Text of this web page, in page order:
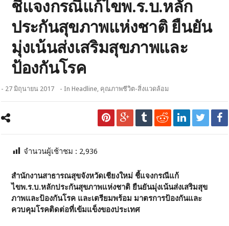
ชี้แจงกรณีแก้ไขพ.ร.บ.หลัก
ประกันสุขภาพแห่งชาติ ยืนยัน
มุ่งเน้นส่งเสริมสุขภาพและ
ป้องกันโรค
- 27 มิถุนายน 2017 - InHeadline, คุณภาพชีวิต-สิ่งแวดล้อม
จำนวนผู้เช้าชม : 2,936
สำนักงานสาธารณสุขจังหวัดเชียงใหม่ ชี้แจงกรณีแก้
ไขพ.ร.บ.หลักประกันสุขภาพแห่งชาติ ยืนยันมุ่งเน้นส่งเสริมสุข
ภาพและป้องกันโรค และเตรียมพร้อม มาตรการป้องกันและ
ควบคุมโรคติดต่อที่เข้มแข็งของประเทศ